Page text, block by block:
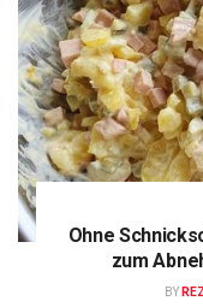
Ohne
zum
BY